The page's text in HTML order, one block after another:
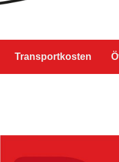
Transportkosten